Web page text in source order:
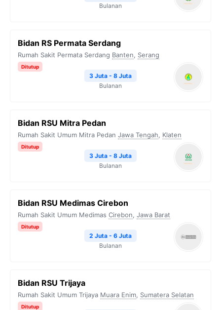
Bulanan
Bidan RS Permata Serdang
Rumah Sakit Permata Serdang Banten, Serang
Ditutup
3 Juta - 8 Juta
Bulanan
Bidan RSU Mitra Pedan
Rumah Sakit Umum Mitra Pedan Jawa Tengah, Klaten
Ditutup
3 Juta - 8 Juta
Bulanan
Bidan RSU Medimas Cirebon
Rumah Sakit Umum Medimas Cirebon, Jawa Barat
Ditutup
2 Juta - 6 Juta
Bulanan
Bidan RSU Trijaya
Rumah Sakit Umum Trijaya Muara Enim, Sumatera Selatan
Ditutup